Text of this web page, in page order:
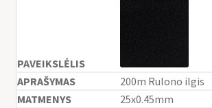
200m Rulono ilgis
25x0.45mm